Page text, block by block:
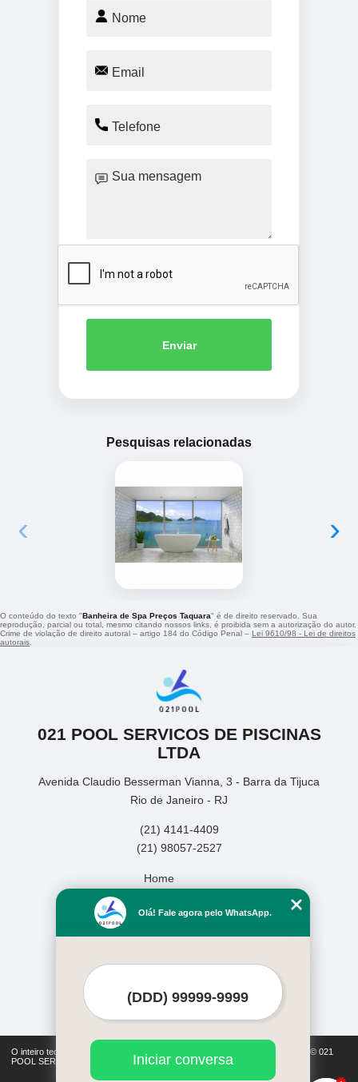
Enviar
Pesquisas relacionadas
‹ ›
O conteúdo do texto "Banheira de Spa Preços Taquara" é de direito reservado. Sua
reprodução, parcial ou total, mesmo citando nossos links, é proibida sem a autorização do autor.
Crime de violação de direito autoral – artigo 184 do Código Penal – Lei 9610/98 - Lei de direitos
autorais
021 POOL SERVICOS DE PISCINAS
LTDA
Avenida Claudio Besserman Vianna, 3 - Barra da Tijuca
Rio de Janeiro - RJ
(21) 4141-4409
(21) 98057-2527
Home
Missão
Serviços
Mais Serviços
O inteiro teor deste site está sujeito à proteção de direitos autorais. Copyright© 021
POOL SERVICOS DE PISCINAS LTDA (Lei 9610 de 19/02/1998)
Olá! Fale agora pelo WhatsApp.
Iniciar conversa